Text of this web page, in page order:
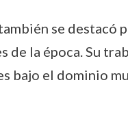
se destacó
de la época. Su
bajo el dominio